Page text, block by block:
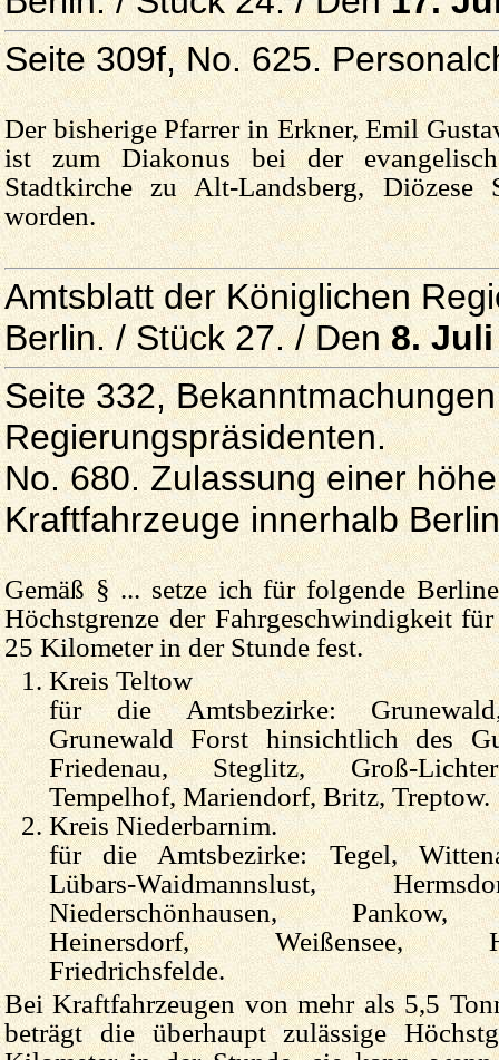
Seite 309f, No. 625.
Der bisherige Pfarrer in Erkner, Emil
ist zum Diakonus bei der
Stadtkirche zu Alt-Landsberg, Diözese
worden.
Amtsblatt der Königlichen
Berlin. / Stück 27. / Den8. Juli
Seite 332,
Regierungspräsidenten.
No. 680. Zulassung einer
Kraftfahrzeuge innerhalb
Gemäß § ... setze ich für folgende
Höchstgrenze der Fahrgeschwindigkeit
25 Kilometer in der Stunde fest.
Kreis Teltow
für die Amtsbezirke:
Grunewald Forst hinsichtlich des
Friedenau, Steglitz, Groß-
Tempelhof, Mariendorf, Britz, Treptow.
Kreis Niederbarnim.
für die Amtsbezirke: Tegel,
Lübars-Waidmannslust,
Niederschönhausen, Pankow,
Heinersdorf, Weißensee,
Friedrichsfelde.
Bei Kraftfahrzeugen von mehr als 5,5
beträgt die überhaupt zulässige